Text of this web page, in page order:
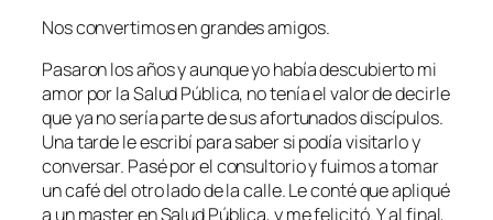
Nos convertimos en grandes amigos.
Pasaron los años y aunque yo había descubierto mi
amor por la Salud Pública, no tenía el valor de decirle
que ya no sería parte de sus afortunados discípulos.
Una tarde le escribí para saber si podía visitarlo y
conversar. Pasé por el consultorio y fuimos a tomar
un café del otro lado de la calle. Le conté que apliqué
a un master en Salud Pública, y me felicitó. Y al final,